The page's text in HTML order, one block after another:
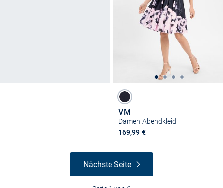
VM
Damen Abendkleid
169,99 €
Nächste Seite